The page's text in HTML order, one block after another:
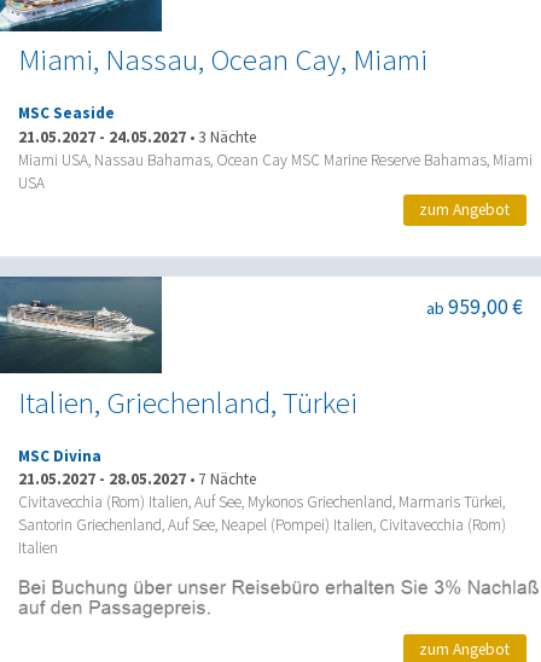
Miami, Nassau, Ocean Cay, Miami
MSC Seaside
21.05.2027 - 24.05.2027 • 3 Nächte
Miami USA, Nassau Bahamas, Ocean Cay MSC Marine Reserve Bahamas, Miami
USA
zum Angebot
Italien, Griechenland, Türkei
ab 959,00 €
MSC Divina
21.05.2027 - 28.05.2027 • 7 Nächte
Civitavecchia (Rom) Italien, Auf See, Mykonos Griechenland, Marmaris Türkei,
Santorin Griechenland, Auf See, Neapel (Pompei) Italien, Civitavecchia (Rom)
Italien
zum Angebot